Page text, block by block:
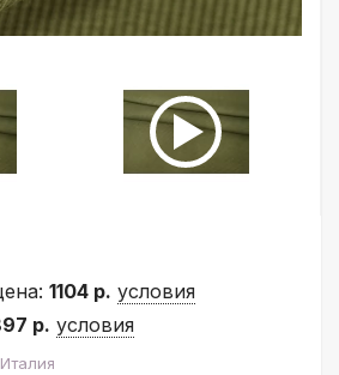
1104 р. условия
р. условия
Италия